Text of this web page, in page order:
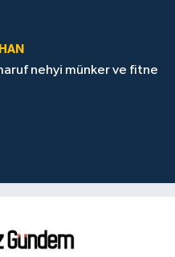
nehyi münker ve fitne